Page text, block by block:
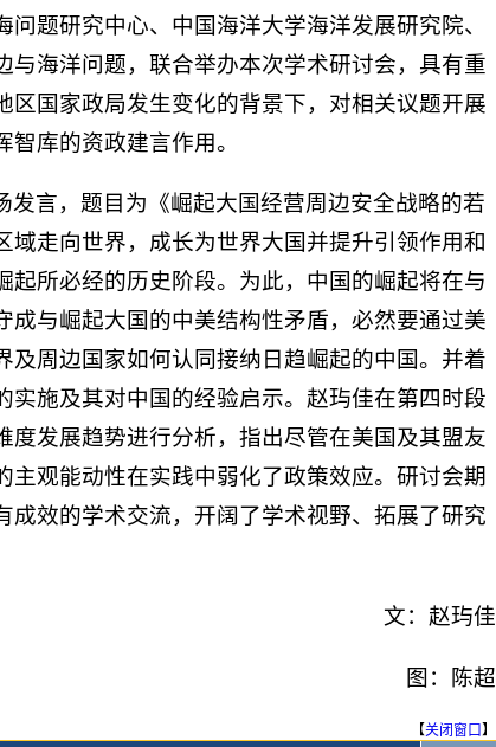
题研究中心、中国海洋大学海洋发展研究院、
与海洋问题，联合举办本次学术研讨会，具有重
区国家政局发生变化的背景下，对相关议题开展
库的资政建言作用。
发言，题目为《崛起大国经营周边安全战略的若
走向世界，成长为世界大国并提升引领作用和
所必经的历史阶段。为此，中国的崛起将在与
成与崛起大国的中美结构性矛盾，必然要通过美
及周边国家如何认同接纳日趋崛起的中国。并着
实施及其对中国的经验启示。赵玙佳在第四时段
度发展趋势进行分析，指出尽管在美国及其盟友
观能动性在实践中弱化了政策效应。研讨会期
成效的学术交流，开阔了学术视野、拓展了研究
文：赵玙佳
图：陈超
【关闭窗口】